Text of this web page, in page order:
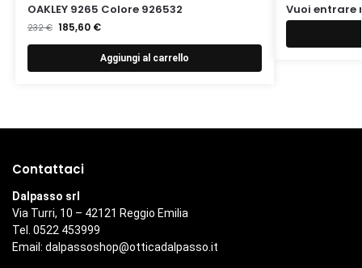
OAKLEY 9265 Colore 926532
232€ 185,60 €
Aggiungi al carrello
Vuoi entrare
Contattaci
Dalpasso srl
Via Turri, 10 – 42121 Reggio Emilia
Tel. 0522 453999
Email: dalpassoshop@otticadalpasso.it